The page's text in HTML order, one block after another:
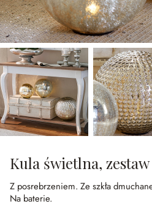
Kula świetlna,
Z posrebrzeniem. Ze szkła
Na baterie.